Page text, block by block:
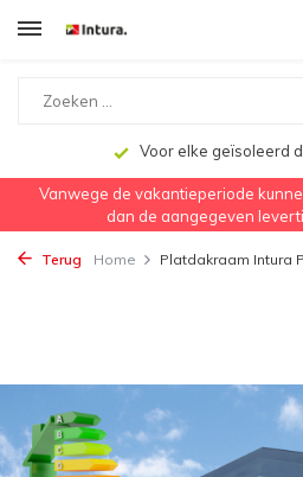
Voor elke geïsoleerd
Vanwege de vakantieperiode
dan de aangegeven
Terug Home Platdakraam Intura